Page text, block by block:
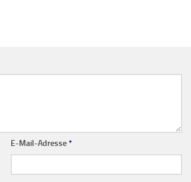
E-Mail-Adresse*